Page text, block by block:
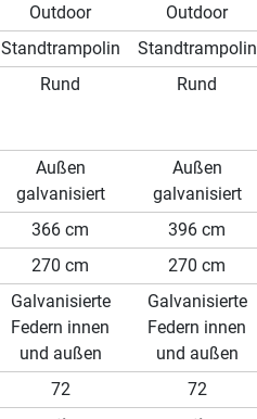
Outdoor Outdoor
Standtrampolin Standtrampolin
Rund Rund
Außen
galvanisiert
Außen
galvanisiert
366 cm 396 cm
270 cm 270 cm
Galvanisierte
Federn innen
und außen
Galvanisierte
Federn innen
und außen
72 72